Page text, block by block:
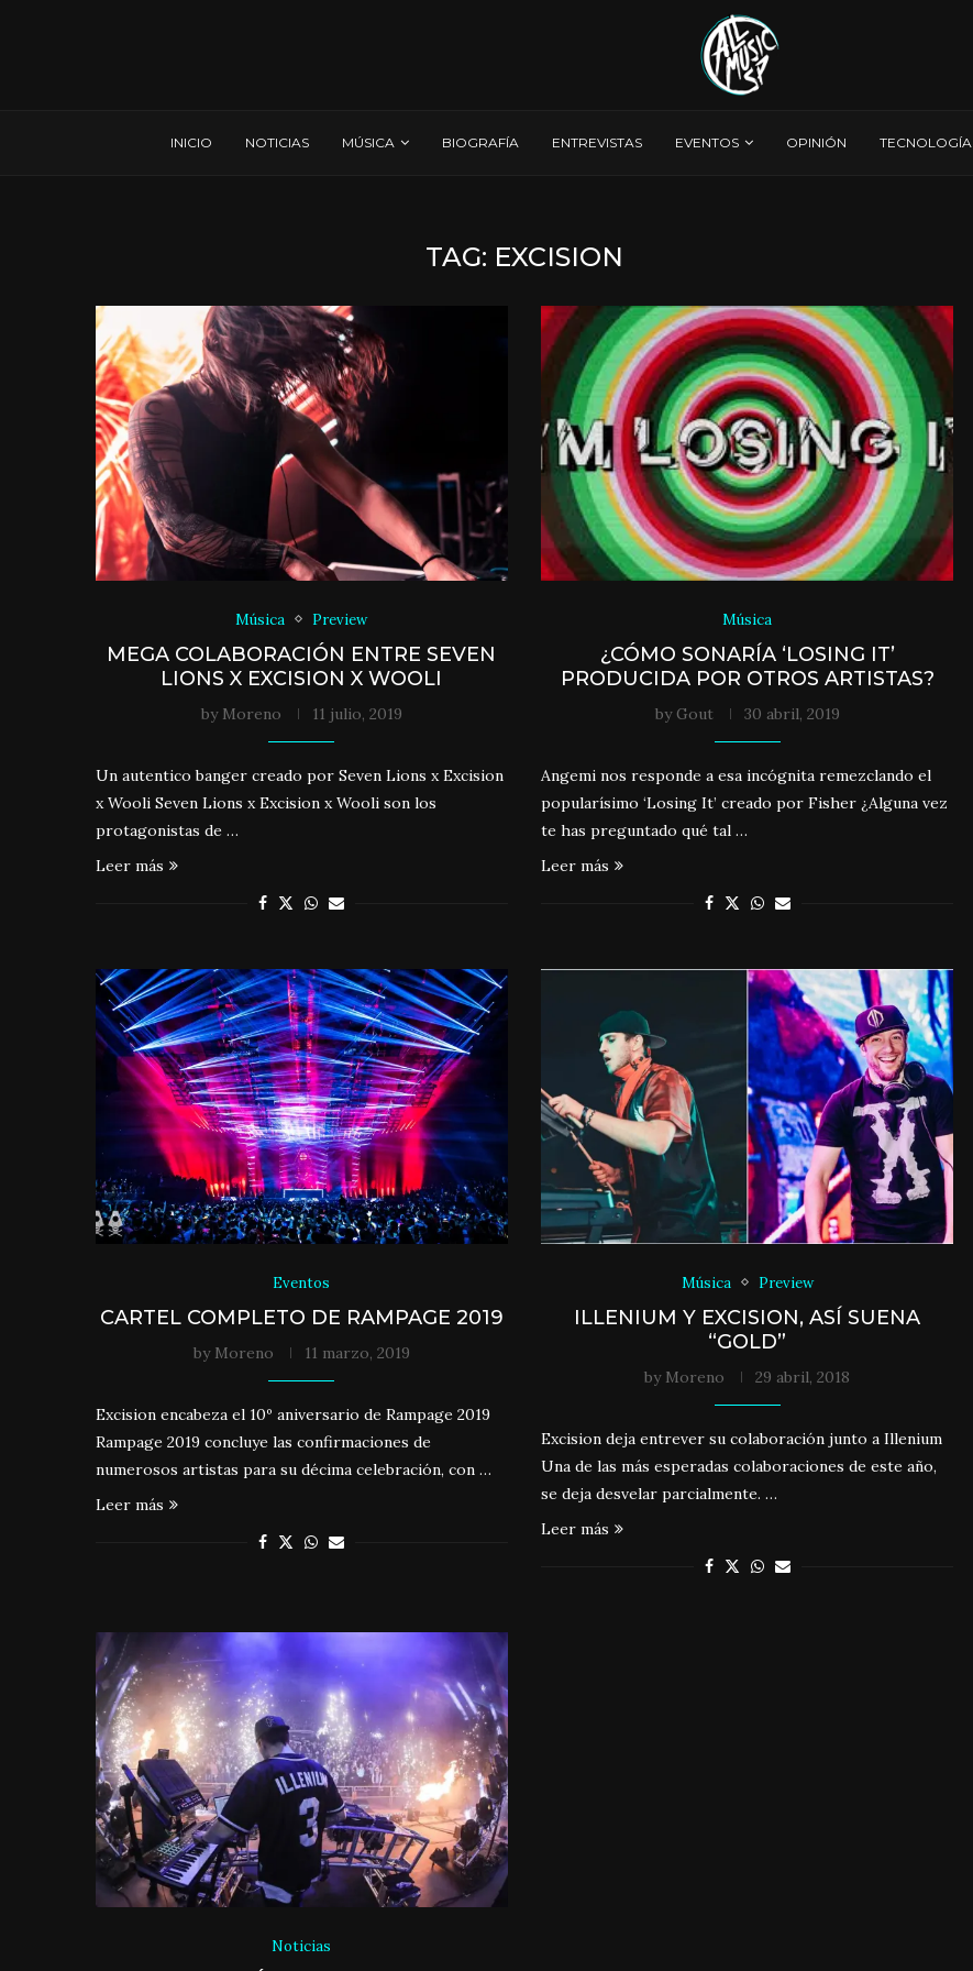
INICIO NOTICIAS MÚSICA BIOGRAFÍA ENTREVISTAS EVENTOS OPINIÓN TECNOLOGÍA
TAG: EXCISION
Música Preview
MEGA COLABORACIÓN ENTRE SEVEN
LIONS X EXCISION X WOOLI
by Moreno 11 julio, 2019
Un autentico banger creado por Seven Lions x Excision
x Wooli Seven Lions x Excision x Wooli son los
protagonistas de …
Leer más
Música
¿CÓMO SONARÍA ‘LOSING IT’
PRODUCIDA POR OTROS ARTISTAS?
by Gout 30 abril, 2019
Angemi nos responde a esa incógnita remezclando el
popularísimo ‘Losing It’ creado por Fisher ¿Alguna vez
te has preguntado qué tal …
Leer más
Eventos
CARTEL COMPLETO DE RAMPAGE 2019
by Moreno 11 marzo, 2019
Excision encabeza el 10º aniversario de Rampage 2019
Rampage 2019 concluye las confirmaciones de
numerosos artistas para su décima celebración, con …
Leer más
Música Preview
ILLENIUM Y EXCISION, ASÍ SUENA
“GOLD”
by Moreno 29 abril, 2018
Excision deja entrever su colaboración junto a Illenium
Una de las más esperadas colaboraciones de este año,
se deja desvelar parcialmente. …
Leer más
Noticias